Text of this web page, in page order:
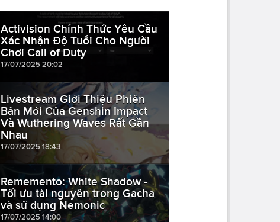
Activision Chính Thức Yêu Cầu
Xác Nhận Độ Tuổi Cho Người
Chơi Call of Duty
17/07/2025 20:02
Livestream Giới Thiệu Phiên
Bản Mới Của Genshin Impact
Và Wuthering Waves Rất Gần
Nhau
17/07/2025 18:43
Rememento: White Shadow -
Tối ưu tài nguyên trong Gacha
và sử dụng Nemonic
17/07/2025 14:00